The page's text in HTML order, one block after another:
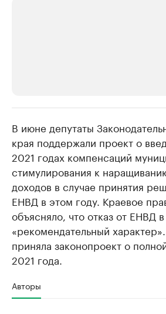
Крупнейшие производители и
продавцы медийной продукции
Ознакомьтесь с информацией в каталоге
В июне депутаты
края поддержали проект о
2021 годах компенсаций
стимулирования к
доходов в случае принятия
ЕНВД в этом году. Краевое
объясняло, что отказ от ЕНВД
«рекомендательный
приняла законопроект о
2021 года.
Авторы